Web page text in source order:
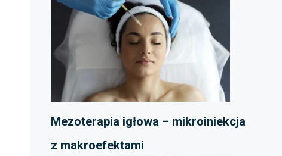
Mezoterapia igłowa – mikroiniekcja
z makroefektami